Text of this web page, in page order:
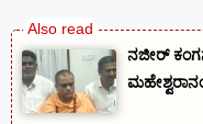
ನಜೀರ್